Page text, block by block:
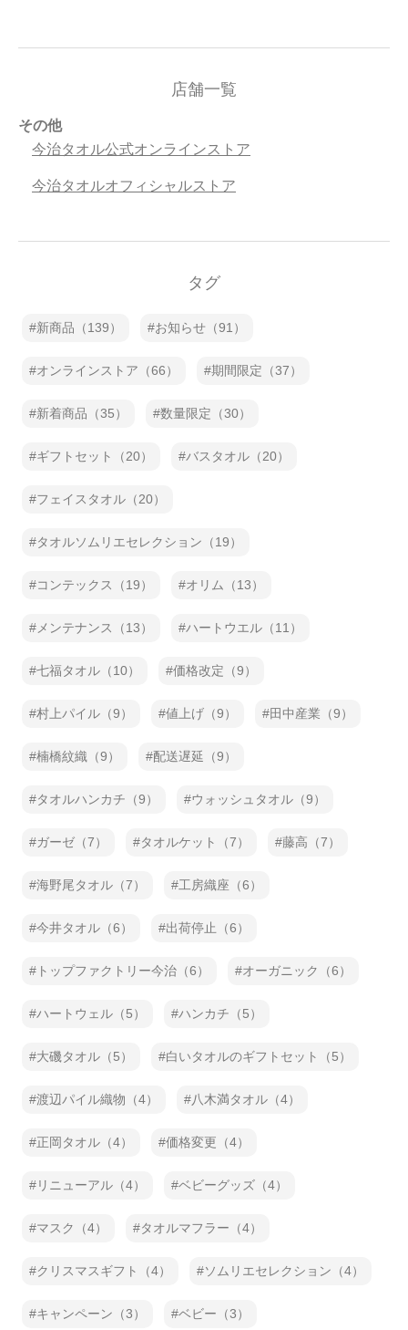
店舗一覧
その他
今治タオル公式オンラインストア
今治タオルオフィシャルストア
タグ
新商品（139） お知らせ（91）
オンラインストア（66） 期間限定（37）
新着商品（35） 数量限定（30）
ギフトセット（20） バスタオル（20）
フェイスタオル（20）
タオルソムリエセレクション（19）
コンテックス（19） オリム（13）
メンテナンス（13） ハートウエル（11）
七福タオル（10） 価格改定（9）
村上パイル（9） 値上げ（9） 田中産業（9）
楠橋紋織（9） 配送遅延（9）
タオルハンカチ（9） ウォッシュタオル（9）
ガーゼ（7） タオルケット（7） 藤高（7）
海野尾タオル（7） 工房織座（6）
今井タオル（6） 出荷停止（6）
トップファクトリー今治（6） オーガニック（6）
ハートウェル（5） ハンカチ（5）
大磯タオル（5） 白いタオルのギフトセット（5）
渡辺パイル織物（4） 八木満タオル（4）
正岡タオル（4） 価格変更（4）
リニューアル（4） ベビーグッズ（4）
マスク（4） タオルマフラー（4）
クリスマスギフト（4） ソムリエセレクション（4）
キャンペーン（3） ベビー（3）